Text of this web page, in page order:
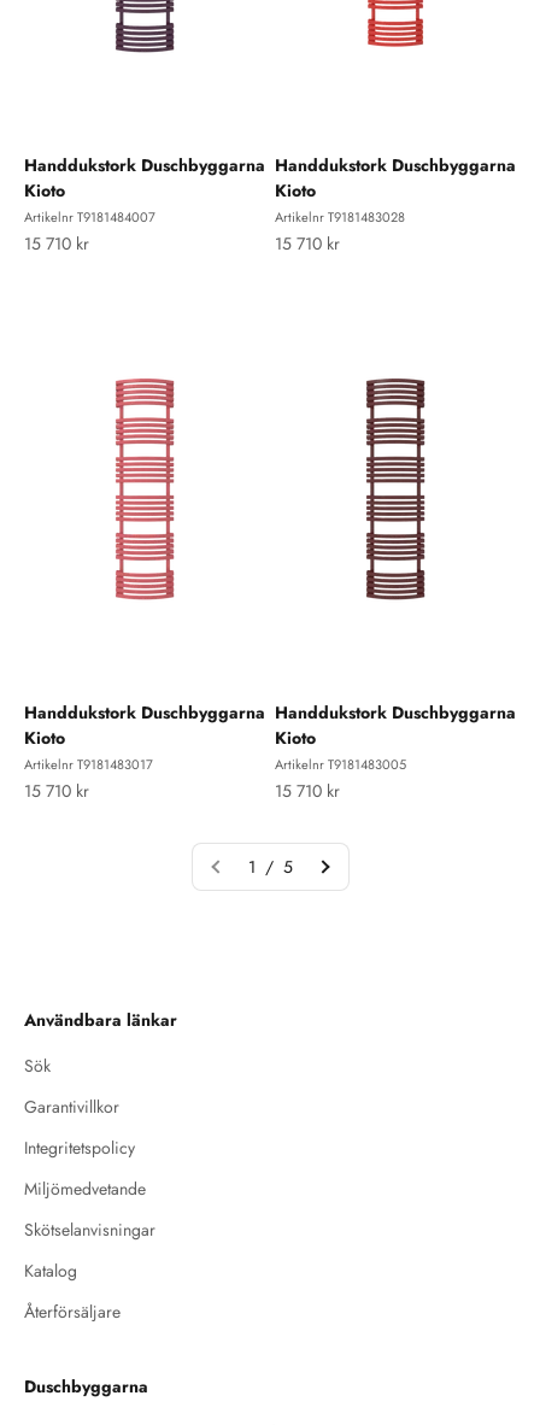
Handdukstork Duschbyggarna
Kioto
Artikelnr T9181484007
REA-pris
15 710 kr
Handdukstork Duschbyggarna
Kioto
Artikelnr T9181483028
REA-pris
15 710 kr
Handdukstork Duschbyggarna
Kioto
Artikelnr T9181483017
REA-pris
15 710 kr
Handdukstork Duschbyggarna
Kioto
Artikelnr T9181483005
REA-pris
15 710 kr
1 / 5
Användbara länkar
Sök
Garantivillkor
Integritetspolicy
Miljömedvetande
Skötselanvisningar
Katalog
Återförsäljare
Duschbyggarna